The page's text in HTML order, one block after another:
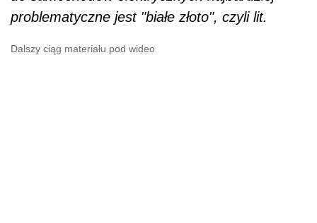
problematyczne jest "białe złoto", czyli lit.
Dalszy ciąg materiału pod wideo